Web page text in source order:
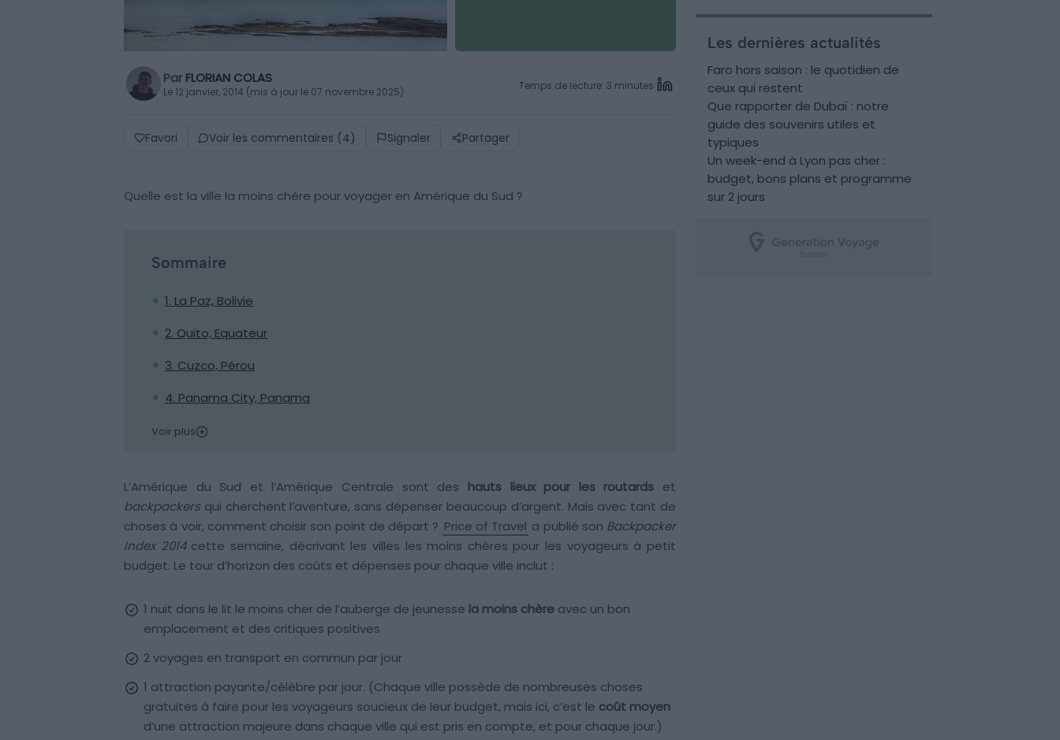
Par FLORIAN COLAS
Le 12 janvier, 2014 (mis à jour le 07 novembre 2025) Temps de lecture: 3 minutes
Favori Voir les commentaires (4) Signaler Partager
Quelle est la ville la moins chère pour voyager en Amérique du Sud ?
Sommaire
1. La Paz, Bolivie
2. Quito, Equateur
3. Cuzco, Pérou
4. Panama City, Panama
Voir plus
L’Amérique du Sud et l’Amérique Centrale sont des hauts lieux pour les routards et
backpackers qui cherchent l’aventure, sans dépenser beaucoup d’argent. Mais avec tant de
choses à voir, comment choisir son point de départ ? Price of Travel a publié son Backpacker
Index 2014cette semaine, décrivant les villes les moins chères pour les voyageurs à petit
budget. Le tour d’horizon des coûts et dépenses pour chaque ville inclut :
1 nuit dans le lit le moins cher de l’auberge de jeunesse la moins chère avec un bon
emplacement et des critiques positives
2 voyages en transport en commun par jour
1 attraction payante/célèbre par jour. (Chaque ville possède de nombreuses choses
gratuites à faire pour les voyageurs soucieux de leur budget, mais ici, c’est le coût moyen
d’une attraction majeure dans chaque ville qui est pris en compte, et pour chaque jour.)
Les dernières actualités
Faro hors saison : le quotidien de
ceux qui restent
Que rapporter de Dubaï : notre
guide des souvenirs utiles et
typiques
Un week-end à Lyon pas cher :
budget, bons plans et programme
sur 2 jours